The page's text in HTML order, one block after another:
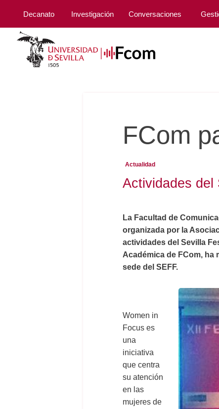
Decanato Investigación Conversaciones
FCom
Actualidad
Actividades del
La Facultad de
organizada por la
actividades del Sevilla
Académica de FCom, ha
sede del SEFF.
Women in
Focus es
una
iniciativa
que centra
su atención
en las
mujeres de